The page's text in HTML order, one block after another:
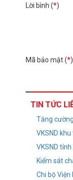
Lời bình (*)
Mã bảo mật (*)
TIN TỨC
Tăng
VKSND
VKSND
Kiểm sát
Chi bộ